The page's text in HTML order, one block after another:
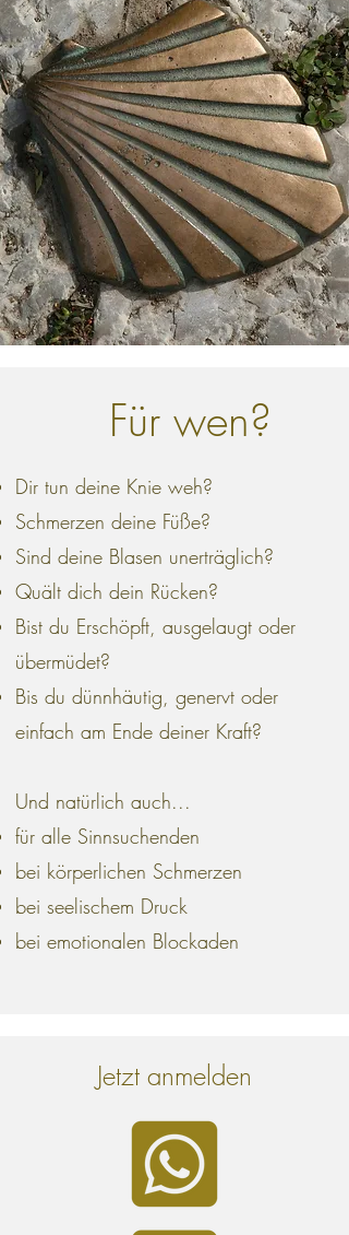
Für wen?
Dir tun deine Knie weh?
Schmerzen deine Füße?
Sind deine Blasen unerträglich?
Quält dich dein Rücken?
Bist du Erschöpft, ausgelaugt oder
übermüdet?
Bis du dünnhäutig, genervt oder
einfach am Ende deiner Kraft?
Und natürlich auch...
für alle Sinnsuchenden
bei körperlichen Schmerzen
bei seelischem Druck
bei emotionalen Blockaden​​
Jetzt anmelden